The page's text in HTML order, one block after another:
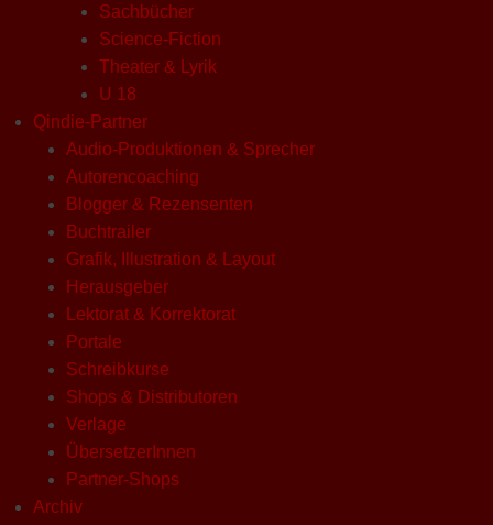
Sachbücher
Science-Fiction
Theater & Lyrik
U 18
Qindie-Partner
Audio-Produktionen & Sprecher
Autorencoaching
Blogger & Rezensenten
Buchtrailer
Grafik, Illustration & Layout
Herausgeber
Lektorat & Korrektorat
Portale
Schreibkurse
Shops & Distributoren
Verlage
ÜbersetzerInnen
Partner-Shops
Archiv